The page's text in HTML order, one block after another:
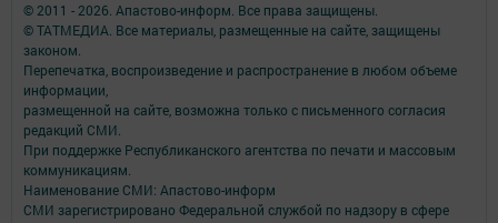
© 2011 - 2026. Апастово-информ. Все права защищены.
© ТАТМЕДИА. Все материалы, размещенные на сайте, защищены
законом.
Перепечатка, воспроизведение и распространение в любом объеме
информации,
размещенной на сайте, возможна только с письменного согласия
редакций СМИ.
При поддержке Республиканского агентства по печати и массовым
коммуникациям.
Наименование СМИ: Апастово-информ
СМИ зарегистрировано Федеральной службой по надзору в сфере